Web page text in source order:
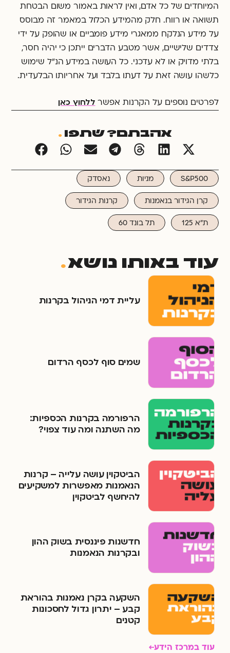
המיוחדים של כל אדם, ואין לראות באמור משום הבטחת
תשואה או רווח. חלק מהמידע הכלול במאמר זה מבוסס
על מידע הנלקח ממאגרי מידע פומביים או שהופק על ידי
צדדים שלישיים, אשר מטבע הדברים ייתכן כי יהיה חסר,
בלתי מדויק או לא עדכני. כל העושה במידע הנ"ל שימוש
כלשהו עושה זאת על דעתו בלבד ועל אחריותו הבלעדית.
לפרטים נוספים על הקרנות אפשר ללחוץ כאן
אהבתם? שתפו .
S&P500 מניות נאסדק
קרן הגידור בנאמנות קרנות הגידור
ת"א 125 תל בונד 60
עוד באותו נושא.
עליית דמי הניהול בקרנות
שמים סוף לכסף הרדום
הרפורמה בקרנות הכספיות:
מה השתנה ומה עוד צפוי?
הביטקוין עושה עלייה – קרנות
הנאמנות מאפשרות למשקיעים
להיחשף לביטקוין
חדשנות פיננסית בשוק ההון
ובקרנות הנאמנות
השקעה בקרן נאמנות בהוראת
קבע – יתרון גדול לחסכונות
קטנים
עוד במרכז הידע